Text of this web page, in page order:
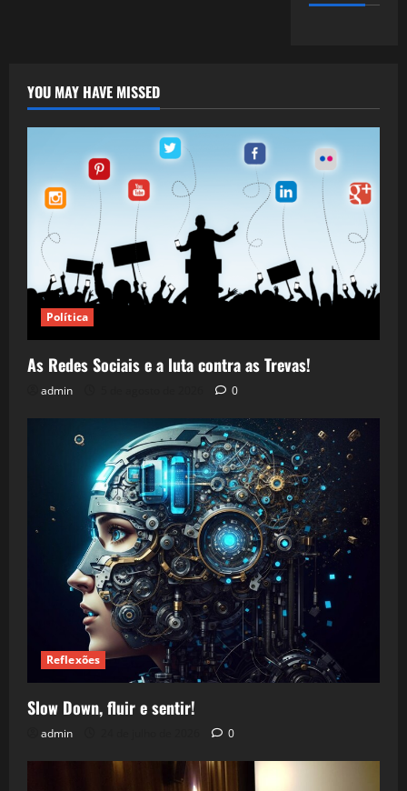
YOU MAY HAVE MISSED
Política
As Redes Sociais e a luta contra as Trevas!
admin 0
Reflexões
Slow Down, fluir e sentir!
admin 0